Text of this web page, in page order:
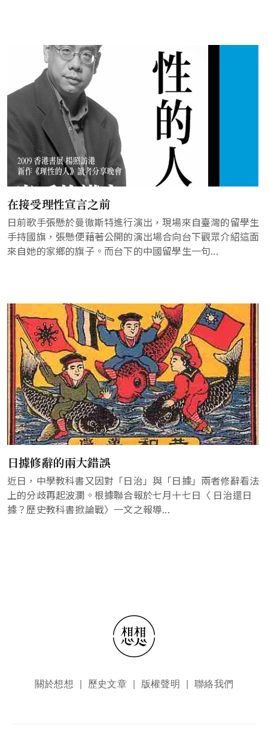
在接受理性宣言之前
日前歌手張懸於曼徹斯特進行演出，現場來自臺灣的留學生
手持國旗，張懸便藉著公開的演出場合向台下觀眾介紹這面
來自她的家鄉的旗子。而台下的中國留學生一句...
日據修辭的兩大錯誤
近日，中學教科書又因對「日治」與「日據」兩者修辭看法
上的分歧再起波瀾。根據聯合報於七月十七日〈 日治還日
據？歷史教科書掀論戰〉一文之報導...
頁尾選單關於想想 歷史文章 版權聲明 聯絡我們